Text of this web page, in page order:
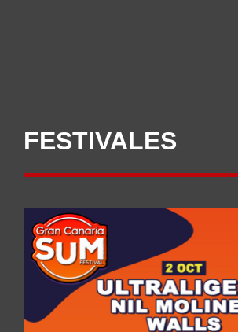
FESTIVALES